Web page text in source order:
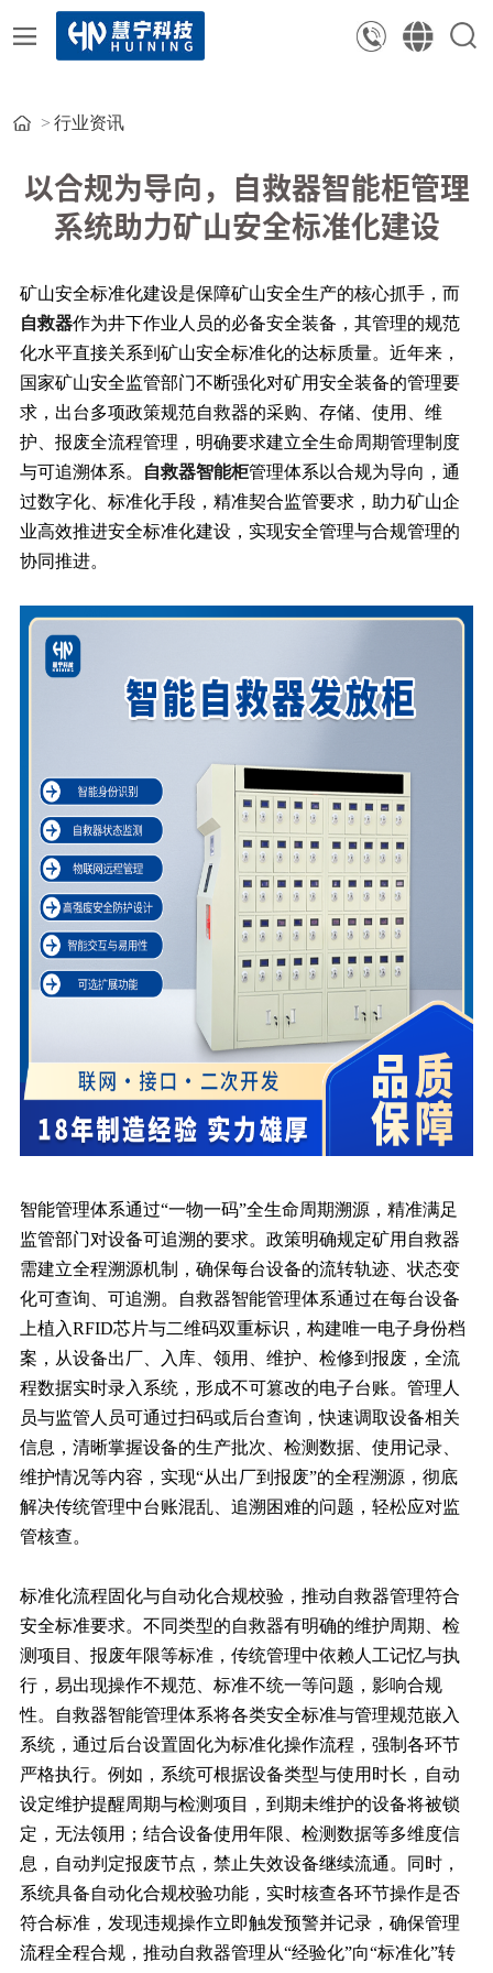
行业资讯
以合规为导向，自救器智能柜管理
系统助力矿山安全标准化建设
矿山安全标准化建设是保障矿山安全生产的核心抓手，而
自救器作为井下作业人员的必备安全装备，其管理的规范
化水平直接关系到矿山安全标准化的达标质量。近年来，
国家矿山安全监管部门不断强化对矿用安全装备的管理要
求，出台多项政策规范自救器的采购、存储、使用、维
护、报废全流程管理，明确要求建立全生命周期管理制度
与可追溯体系。
自救器智能柜管理体系以合规为导向，通
过数字化、标准化手段，精准契合监管要求，助力矿山企
业高效推进安全标准化建设，实现安全管理与合规管理的
协同推进。
智能管理体系通过“一物一码”全生命周期溯源，精准满足
监管部门对设备可追溯的要求。政策明确规定矿用自救器
需建立全程溯源机制，确保每台设备的流转轨迹、状态变
化可查询、可追溯。自救器智能管理体系通过在每台设备
上植入RFID芯片与二维码双重标识，构建唯一电子身份档
案，从设备出厂、入库、领用、维护、检修到报废，全流
程数据实时录入系统，形成不可篡改的电子台账。管理人
员与监管人员可通过扫码或后台查询，快速调取设备相关
信息，清晰掌握设备的生产批次、检测数据、使用记录、
维护情况等内容，实现“从出厂到报废”的全程溯源，彻底
解决传统管理中台账混乱、追溯困难的问题，轻松应对监
管核查。
标准化流程固化与自动化合规校验，推动自救器管理符合
安全标准要求。不同类型的自救器有明确的维护周期、检
测项目、报废年限等标准，传统管理中依赖人工记忆与执
行，易出现操作不规范、标准不统一等问题，影响合规
性。自救器智能管理体系将各类安全标准与管理规范嵌入
系统，通过后台设置固化为标准化操作流程，强制各环节
严格执行。例如，系统可根据设备类型与使用时长，自动
设定维护提醒周期与检测项目，到期未维护的设备将被锁
定，无法领用；结合设备使用年限、检测数据等多维度信
息，自动判定报废节点，禁止失效设备继续流通。同时，
系统具备自动化合规校验功能，实时核查各环节操作是否
符合标准，发现违规操作立即触发预警并记录，确保管理
流程全程合规，推动自救器管理从“经验化”向“标准化”转